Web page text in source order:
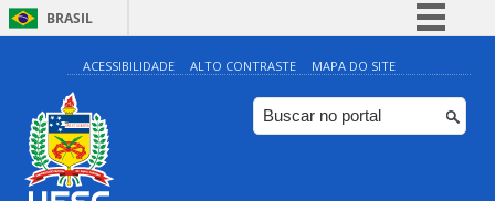
BRASIL
Simplifique!
Comunica BR
Participe
ACESSIBILIDADE ALTO CONTRASTE MAPA DO SITE